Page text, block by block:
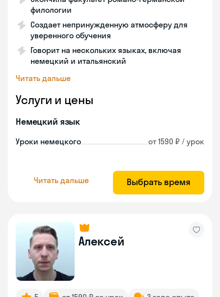
филологии
Создает непринужденную атмосферу для
уверенного обучения
Говорит на нескольких языках, включая
немецкий и итальянский
Читать дальше
Услуги и цены
Немецкий язык
Уроки немецкого от 1590 ₽ / урок
Читать дальше Выбрать время
Алексей